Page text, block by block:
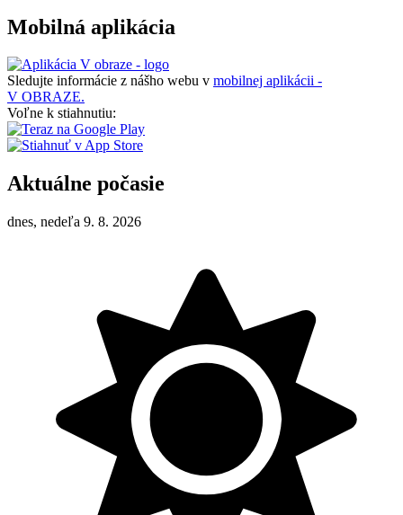
Mobilná aplikácia
Sledujte informácie z nášho webu v mobilnej aplikácii -
V OBRAZE.
Voľne k stiahnutiu:
Aktuálne počasie
dnes, nedeľa 9. 8. 2026